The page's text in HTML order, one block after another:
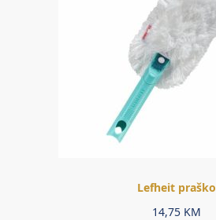
Lefheit praško
14,75 KM